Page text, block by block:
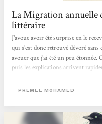
La Migration annuelle
littéraire
J'avoue avoir été surprise en le
qui s'est donc retrouvé dévoré
avouer que j'ai été un peu
puis les explications arrivent
champignon) depuis sa naissance
infrastructures sont tombées,...
PREMEE MOHAMED